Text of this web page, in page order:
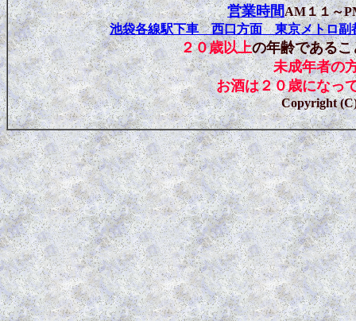
営業時間AM１１～
池袋各線駅下車 西口方面 東京メトロ副
２０歳以上の年齢であるこ
未成年者の
お酒は２０歳になっ
Copyright